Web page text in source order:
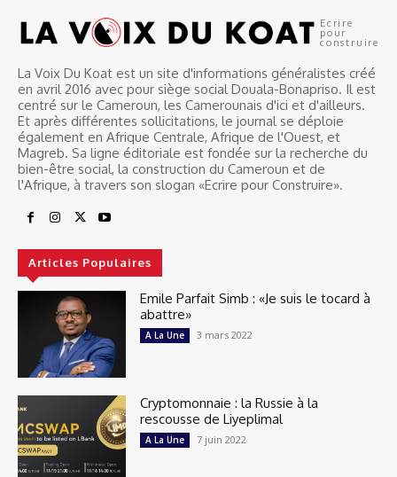
Ecrire
pour
construire
La Voix Du Koat est un site d'informations généralistes créé
en avril 2016 avec pour siège social Douala-Bonapriso. Il est
centré sur le Cameroun, les Camerounais d'ici et d'ailleurs.
Et après différentes sollicitations, le journal se déploie
également en Afrique Centrale, Afrique de l'Ouest, et
Magreb. Sa ligne éditoriale est fondée sur la recherche du
bien-être social, la construction du Cameroun et de
l'Afrique, à travers son slogan «Ecrire pour Construire».
Articles Populaires
Emile Parfait Simb : «Je suis le tocard à
abattre»
A La Une 3 mars 2022
Cryptomonnaie : la Russie à la
rescousse de Liyeplimal
A La Une 7 juin 2022